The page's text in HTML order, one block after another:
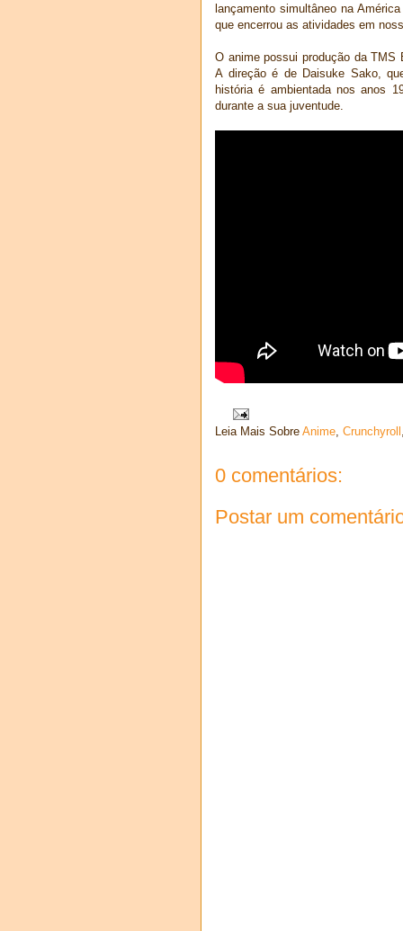
lançamento simultâneo na
que encerrou as atividades em
O anime possui produção da TMS
A direção é de Daisuke Sako,
história é ambientada nos anos
durante a sua juventude.
Leia Mais Sobre Anime, Crunchyroll ,
0 comentários:
Postar um